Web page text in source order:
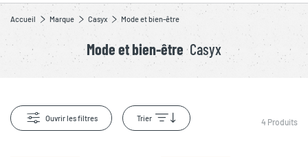
Accueil Marque Casyx Mode et bien-être
Mode et bien-être Casyx
Ouvrir les filtres Trier 4 Produits